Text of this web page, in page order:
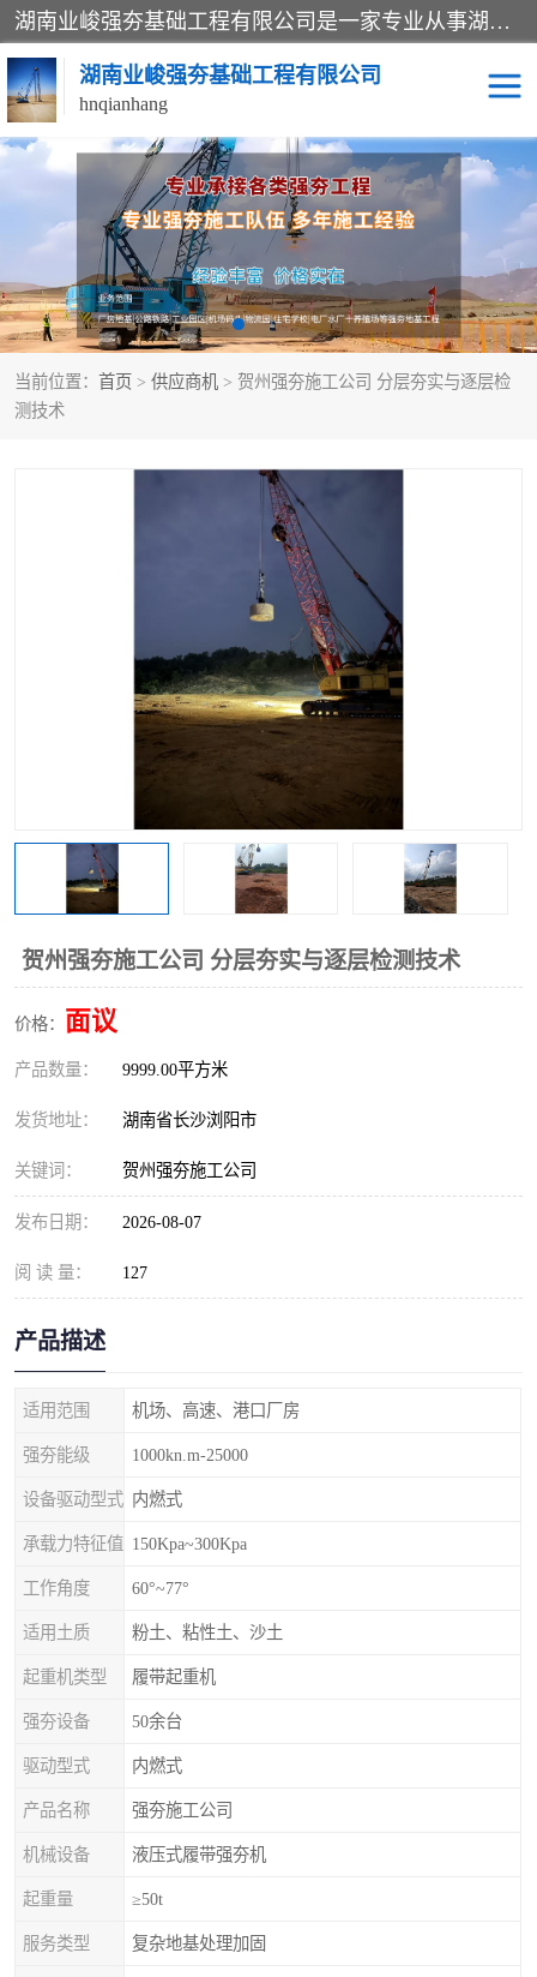
湖南业峻强夯基础工程有限公司是一家专业从事湖南强夯基础工程、强夯机租赁，地基处理的施工单位。业务覆盖：湖南、广东，江西等地。可承接1000KN.m-25000KN.m强夯（置换）工程。公司创始人是国内较早期从事强夯施工的建设者，经过多年的一步一个脚印的发展，在行业内具有较高的度和良好的口碑。
湖南业峻强夯基础工程有限公司
hnqianhang
当前位置： 首页 > 供应商机 > 贺州强夯施工公司 分层夯实与逐层检
测技术
贺州强夯施工公司 分层夯实与逐层检测技术
价格： 面议
产品数量： 9999.00平方米
发货地址： 湖南省长沙浏阳市
关键词： 贺州强夯施工公司
发布日期： 2026-08-07
阅 读 量： 127
产品描述
适用范围 机场、高速、港口厂房
强夯能级 1000kn.m-25000
设备驱动型式 内燃式
承载力特征值 150Kpa~300Kpa
工作角度 60°~77°
适用土质 粉土、粘性土、沙土
起重机类型 履带起重机
强夯设备 50余台
驱动型式 内燃式
产品名称 强夯施工公司
机械设备 液压式履带强夯机
起重量 ≥50t
服务类型 复杂地基处理加固
强夯施工案例 强夯机租赁
强夯施工工程 强夯施工队伍
强夯队伍